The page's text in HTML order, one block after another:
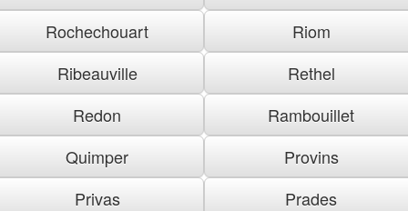
Rochechouart
Riom
Ribeauville
Rethel
Redon
Rambouillet
Quimper
Provins
Privas
Prades